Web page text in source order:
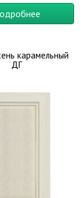
карамельный
ДГ